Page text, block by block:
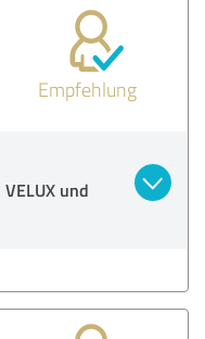
Empfehlung
und